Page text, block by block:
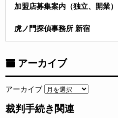
加盟店募集案内（独立、開業）
虎ノ門探偵事務所 新宿
アーカイブ
アーカイブ
裁判手続き関連